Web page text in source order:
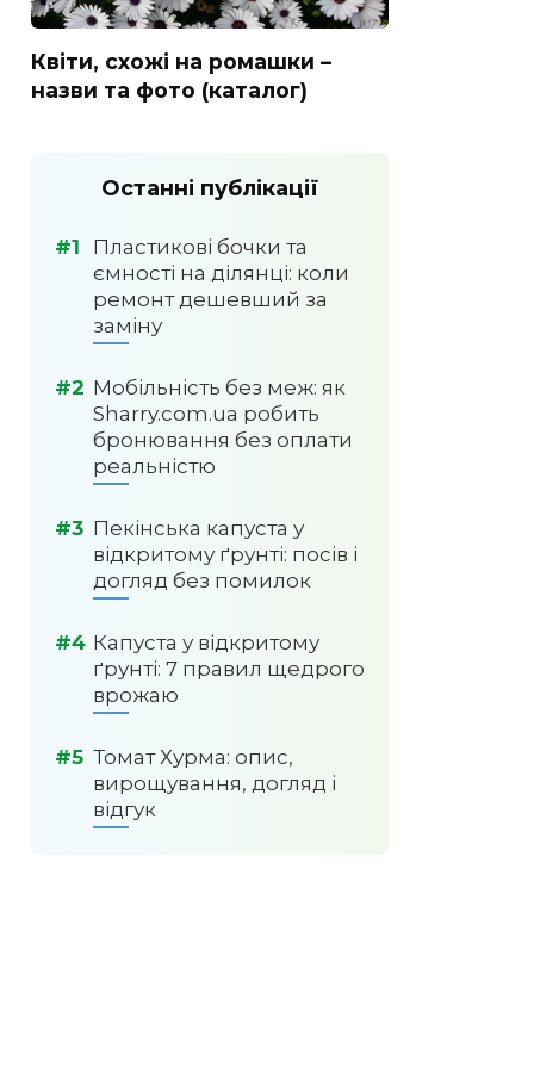
Квіти, схожі на ромашки –
назви та фото (каталог)
Останні публікації
Пластикові бочки та
ємності на ділянці: коли
ремонт дешевший за
заміну
Мобільність без меж: як
Sharry.com.ua робить
бронювання без оплати
реальністю
Пекінська капуста у
відкритому ґрунті: посів і
догляд без помилок
Капуста у відкритому
ґрунті: 7 правил щедрого
врожаю
Томат Хурма: опис,
вирощування, догляд і
відгук